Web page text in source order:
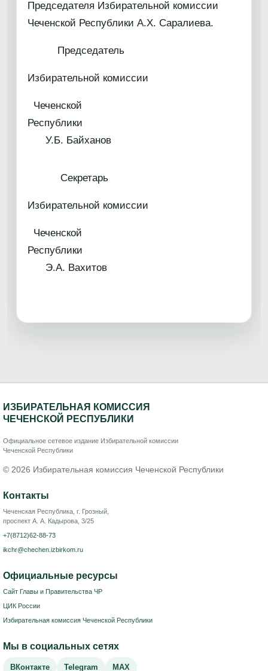
Председателя Избирательной комиссии
Чеченской Республики А.Х. Саралиева.
Председатель
Избирательной комиссии
Чеченской
Республики
У.Б. Байханов
Секретарь
Избирательной комиссии
Чеченской
Республики
Э.А. Вахитов
ИЗБИРАТЕЛЬНАЯ КОМИССИЯ
ЧЕЧЕНСКОЙ РЕСПУБЛИКИ
Официальное сетевое издание Избирательной комиссии
Чеченской Республики
© 2026 Избирательная комиссия Чеченской Республики
Контакты
Чеченская Республика, г. Грозный,
проспект А. А. Кадырова, 3/25
+7(8712)62-88-73
ikchr@chechen.izbirkom.ru
Официальные ресурсы
Сайт Главы и Правительства ЧР
ЦИК России
Избирательная комиссия Чеченской Республики
Мы в социальных сетях
ВКонтакте Telegram MAX